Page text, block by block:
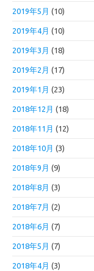
2019年5月 (10)
2019年4月 (10)
2019年3月 (18)
2019年2月 (17)
2019年1月 (23)
2018年12月 (18)
2018年11月 (12)
2018年10月 (3)
2018年9月 (9)
2018年8月 (3)
2018年7月 (2)
2018年6月 (7)
2018年5月 (7)
2018年4月 (3)